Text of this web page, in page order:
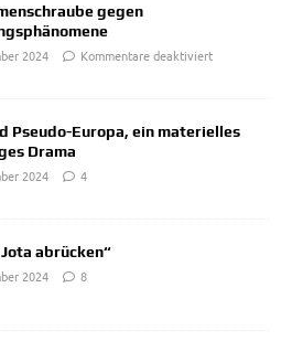
gegen
2024
Kommentare deaktiviert
Pseudo-Europa, ein materielles
Drama
2024
4
Jota abrücken“
2024
8